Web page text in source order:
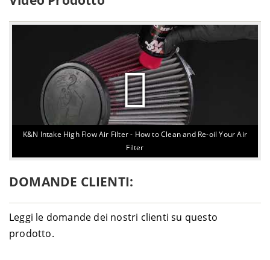
K&N Intake High Flow Air Filter - How to Clean and Re-oil Your Air
Filter
DOMANDE CLIENTI:
Leggi le domande dei nostri clienti su questo
prodotto.